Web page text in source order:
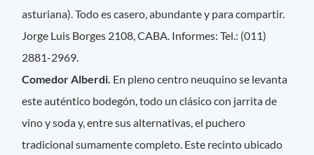
asturiana). Todo es casero, abundante y para compartir.
Jorge Luis Borges 2108, CABA. Informes: Tel.: (011)
2881-2969.
Comedor Alberdi. En pleno centro neuquino se levanta
este auténtico bodegón, todo un clásico con jarrita de
vino y soda y, entre sus alternativas, el puchero
tradicional sumamente completo. Este recinto ubicado